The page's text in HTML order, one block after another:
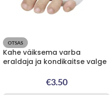
OTSAS
Kahe väiksema varba
eraldaja ja kondikaitse valge
€3.50